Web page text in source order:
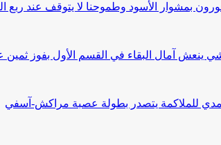
بمشوار الأسود وطموحنا لا يتوقف عند ربع
ينعش آمال البقاء في القسم الأول بفوز ثمين
للملاكمة يتصدر بطولة عصبة مراكش-آسفي